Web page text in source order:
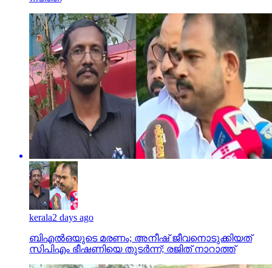
kerala2 days ago
ബിഎല്‍ഒയുടെ മരണം; അനീഷ് ജീവനൊടുക്കിയത്
സിപിഎം ഭീഷണിയെ തുടര്‍ന്ന്; രജിത് നാറാത്ത്